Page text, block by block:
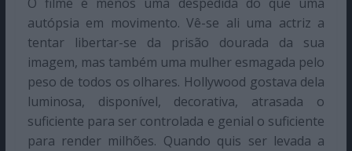
autópsia em movimento. Vê-se ali uma actriz a
tentar libertar-se da prisão dourada da sua
imagem, mas também uma mulher esmagada pelo
peso de todos os olhares. Hollywood gostava dela
luminosa, disponível, decorativa, atrasada o
suficiente para ser controlada e genial o suficiente
para render milhões. Quando quis ser levada a